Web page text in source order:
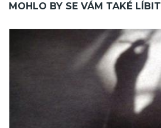
MOHLO BY SE VÁM TAKÉ LÍBIT